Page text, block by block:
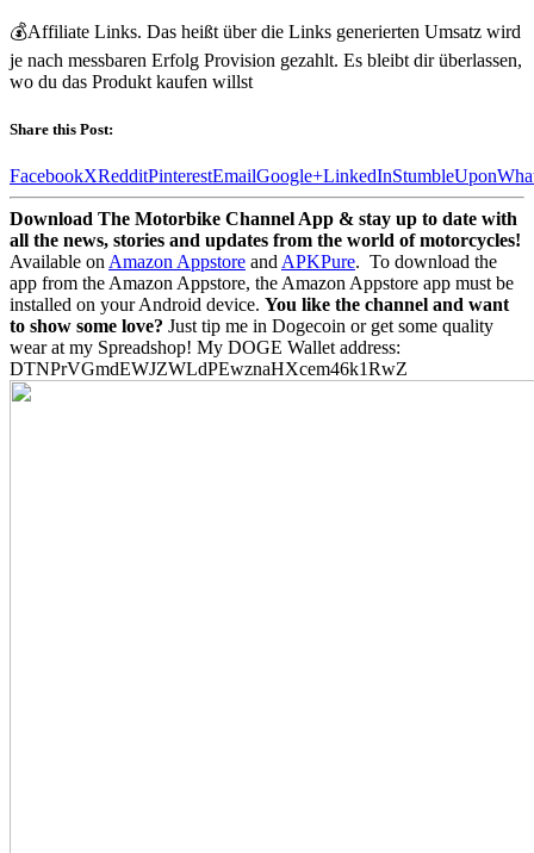
💰Affiliate Links. Das heißt über die Links generierten Umsatz wird
je nach messbaren Erfolg Provision gezahlt. Es bleibt dir überlassen,
wo du das Produkt kaufen willst
Share this Post:
FacebookXRedditPinterestEmailGoogle+LinkedInStumbleUpon
Download The Motorbike Channel App & stay up to date with
all the news, stories and updates from the world of motorcycles!
Available on Amazon Appstore and APKPure. To download the
app from the Amazon Appstore, the Amazon Appstore app must be
installed on your Android device. You like the channel and want
to show some love? Just tip me in Dogecoin or get some quality
wear at my Spreadshop! My DOGE Wallet address:
DTNPrVGmdEWJZWLdPEwznaHXcem46k1RwZ